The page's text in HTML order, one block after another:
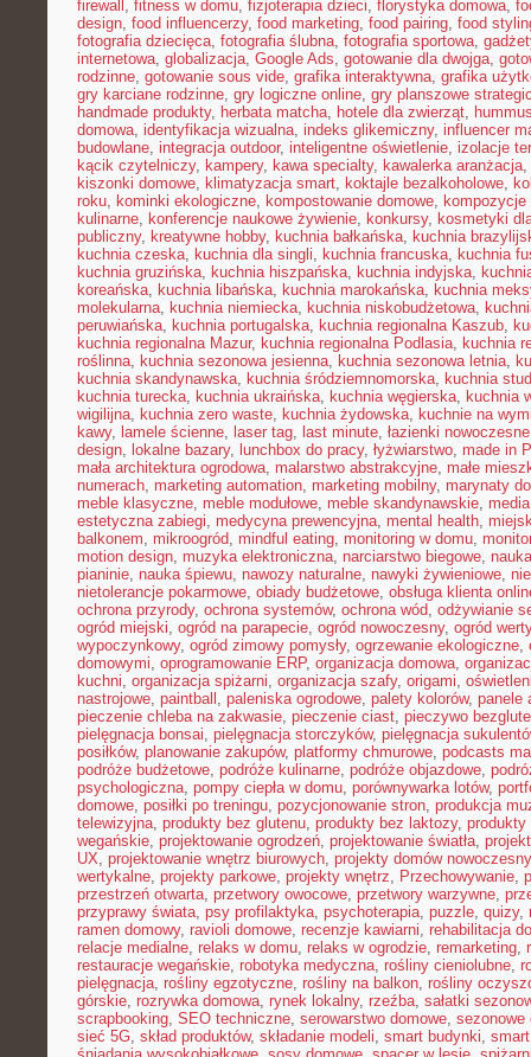
firewall , fitness w domu, fizjoterapia dzieci, florystyka domowa,
design, food influencerzy, food marketing, food pairing, food
fotografia dziecięca, fotografia ślubna, fotografia sportowa,
internetowa, globalizacja, Google Ads, gotowanie dla dwojga,
rodzinne, gotowanie sous vide, grafika interaktywna, grafika
gry karciane rodzinne, gry logiczne online, gry planszowe
handmade produkty, herbata matcha, hotele dla zwierząt,
domowa, identyfikacja wizualna, indeks glikemiczny, influencer
budowlane, integracja outdoor, inteligentne oświetlenie, izolacje
kącik czytelniczy, kampery, kawa specialty, kawalerka aranżacja,
kiszonki domowe, klimatyzacja smart, koktajle bezalkoholowe,
roku, kominki ekologiczne, kompostowanie domowe, kompozycje
kulinarne, konferencje naukowe żywienie, konkursy, kosmetyki
publiczny, kreatywne hobby, kuchnia bałkańska, kuchnia
kuchnia czeska, kuchnia dla singli, kuchnia francuska, kuchnia
kuchnia gruzińska, kuchnia hiszpańska, kuchnia indyjska,
koreańska, kuchnia libańska, kuchnia marokańska, kuchnia
molekularna, kuchnia niemiecka, kuchnia niskobudżetowa,
peruwiańska, kuchnia portugalska, kuchnia regionalna Kaszub,
kuchnia regionalna Mazur, kuchnia regionalna Podlasia, kuchnia
roślinna, kuchnia sezonowa jesienna, kuchnia sezonowa letnia,
kuchnia skandynawska, kuchnia śródziemnomorska, kuchnia
kuchnia turecka, kuchnia ukraińska, kuchnia węgierska, kuchnia
wigilijna, kuchnia zero waste, kuchnia żydowska, kuchnie na
kawy, lamele ścienne, laser tag, last minute, łazienki nowoczesne
design, lokalne bazary, lunchbox do pracy, łyżwiarstwo, made in
mała architektura ogrodowa, malarstwo abstrakcyjne, małe
numerach, marketing automation, marketing mobilny, marynaty
meble klasyczne, meble modułowe, meble skandynawskie,
estetyczna zabiegi, medycyna prewencyjna, mental health,
balkonem, mikroogród, mindful eating, monitoring w domu,
motion design, muzyka elektroniczna, narciarstwo biegowe,
pianinie, nauka śpiewu, nawozy naturalne, nawyki żywieniowe,
nietolerancje pokarmowe, obiady budżetowe, obsługa klienta
ochrona przyrody, ochrona systemów, ochrona wód, odżywianie
ogród miejski, ogród na parapecie, ogród nowoczesny, ogród
wypoczynkowy, ogród zimowy pomysły, ogrzewanie ekologiczne,
domowymi, oprogramowanie ERP, organizacja domowa,
kuchni, organizacja spiżarni, organizacja szafy, origami,
nastrojowe, paintball , paleniska ogrodowe, palety kolorów, panele
pieczenie chleba na zakwasie, pieczenie ciast, pieczywo
pielęgnacja bonsai, pielęgnacja storczyków, pielęgnacja
posiłków, planowanie zakupów, platformy chmurowe, podcasts
podróże budżetowe, podróże kulinarne, podróże objazdowe,
psychologiczna, pompy ciepła w domu, porównywarka lotów,
domowe, posiłki po treningu, pozycjonowanie stron, produkcja
telewizyjna, produkty bez glutenu, produkty bez laktozy, produkty
wegańskie, projektowanie ogrodzeń, projektowanie światła,
UX, projektowanie wnętrz biurowych, projekty domów
wertykalne, projekty parkowe, projekty wnętrz, Przechowywanie,
przestrzeń otwarta, przetwory owocowe, przetwory warzywne,
przyprawy świata, psy profilaktyka, psychoterapia, puzzle, quizy,
ramen domowy, ravioli domowe, recenzje kawiarni, rehabilitacja
relacje medialne, relaks w domu, relaks w ogrodzie, remarketing,
restauracje wegańskie, robotyka medyczna, rośliny cieniolubne,
pielęgnacja, rośliny egzotyczne, rośliny na balkon, rośliny
górskie, rozrywka domowa, rynek lokalny, rzeźba, sałatki
scrapbooking, SEO techniczne, serowarstwo domowe, sezonowe
sieć 5G, skład produktów, składanie modeli, smart budynki,